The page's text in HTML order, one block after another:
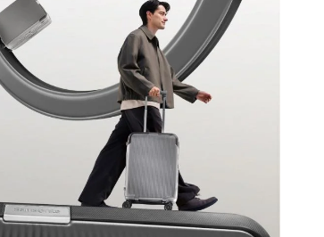
แดง จังหวัดสมุทรปราการ ที่เปลี่ยนขวดพลาสติกให้กลาย
องพุทธศาสนาเรื่องผ้าบังสุกุลที่ upcycling จากผ้าห่อศ
ยหลายๆ อย่างการพวกขวดน้ำ มีหลอดสแตนเลสของตัว
ม่ยาก